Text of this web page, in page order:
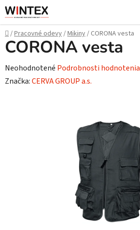
Prejsť
na
obsah
Domov
/Pracovné odevy/Mikiny/ CORONA vesta
CORONA vesta
Priemerné
hodnotenie
Neohodnotené Podrobnosti hodnotenia
Značka:CERVA GROUP a.s.